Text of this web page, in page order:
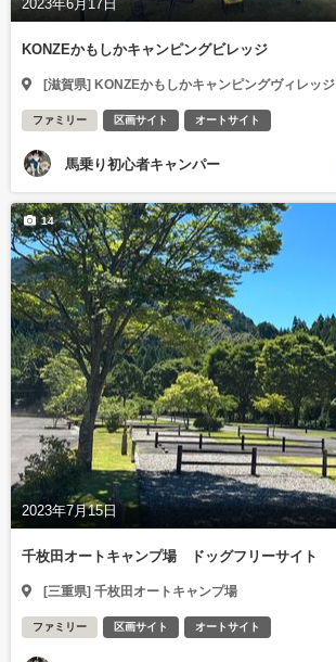
2023年6月17日
KONZEかもしかキャンピングビレッジ
[滋賀県] KONZEかもしかキャンピングヴィレッジ
ファミリー 区画サイト オートサイト
馬乗り初心者キャンパー
2023年7月15日
14
千枚田オートキャンプ場 ドッグフリーサイト
[三重県] 千枚田オートキャンプ場
ファミリー 区画サイト オートサイト